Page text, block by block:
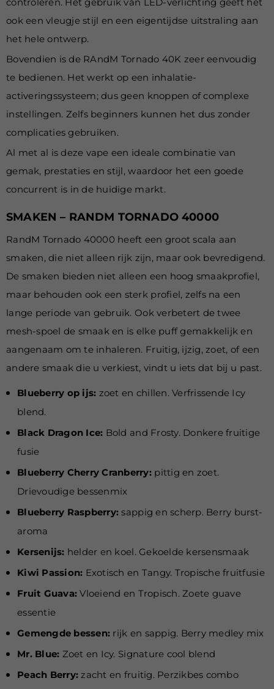
ook een vleugje stijl en een eigentijdse uitstraling aan
het hele ontwerp.
Bovendien is de RAndM Tornado 40K zeer eenvoudig
te bedienen. Het werkt op een inhalatie-
activeringssysteem; dus geen knoppen of complexe
instellingen. Zelfs beginners kunnen het dus zonder
complicaties gebruiken.
Al met al is deze vape een ideale combinatie van
gemak, prestaties en stijl, waardoor het een goede
concurrent is in de huidige markt.
SMAKEN – RANDM TORNADO 40000
RandM Tornado 40000 heeft een groot scala aan
smaken, die niet alleen rijk zijn, maar ook bevredigend.
De smaken bieden niet alleen een hoog smaakprofiel,
maar behouden ook een sterk profiel, zelfs na een
lange periode van gebruik. Ook verbetert de twee
mesh-spoel de smaak en is elke puff gemakkelijk en
aangenaam om te inhaleren. Fruitig, ijzig, zoet, of een
andere smaak die u verkiest, vindt u iets dat bij u past.
Blueberry op ijs: zoet en chillen. Verfrissende Icy
blend.
Black Dragon Ice: Bold and Frosty. Donkere fruitige
fusie
Blueberry Cherry Cranberry: pittig en zoet.
Drievoudige bessenmix
Blueberry Raspberry: sappig en scherp. Berry burst-
aroma
Kersenijs: helder en koel. Gekoelde kersensmaak
Kiwi Passion: Exotisch en Tangy. Tropische fruitfusie
Fruit Guava:Vloeiend en Tropisch. Zoete guave
essentie
Gemengde bessen: rijk en sappig. Berry medley mix
Mr. Blue: Zoet en Icy. Signature cool blend
Peach Berry:zacht en fruitig. Perzikbes combo